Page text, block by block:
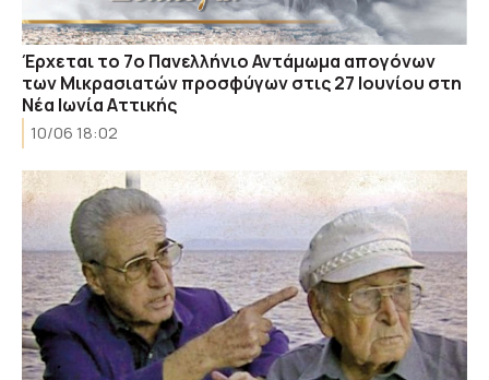
Έρχεται το 7ο Πανελλήνιο Αντάμωμα απογόνων
των Μικρασιατών προσφύγων στις 27 Ιουνίου στη
Νέα Ιωνία Αττικής
10/06 18:02